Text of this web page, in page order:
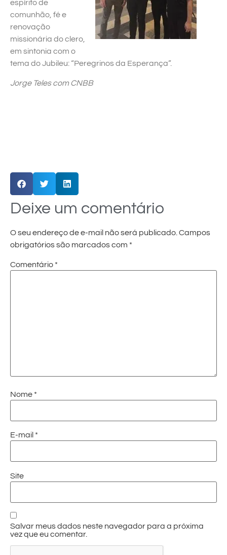
espírito de
comunhão, fé e
renovação
missionária do clero,
em sintonia com o
tema do Jubileu: “Peregrinos da Esperança”.
Jorge Teles com CNBB
Deixe um comentário
O seu endereço de e-mail não será publicado. Campos
obrigatórios são marcados com *
Comentário *
Nome *
E-mail *
Site
Salvar meus dados neste navegador para a próxima
vez que eu comentar.